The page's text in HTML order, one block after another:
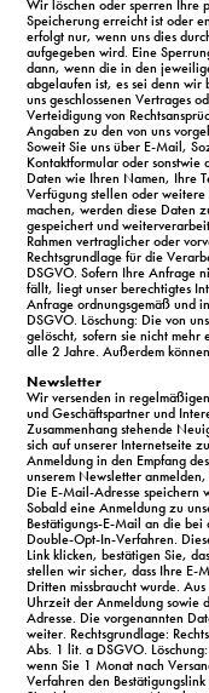
Wir löschen oder sperren Ihre
Speicherung erreicht ist oder
erfolgt nur, wenn uns dies
aufgegeben wird. Eine
dann, wenn die in den
abgelaufen ist, es sei denn wir
uns geschlossenen Vertrages
Verteidigung von
Angaben zu den von uns
Soweit Sie uns über E-Mail,
Kontaktformular oder sonstwie
Daten wie Ihren Namen, Ihre
Verfügung stellen oder
machen, werden diese Daten
gespeichert und
Rahmen vertraglicher oder
Rechtsgrundlage für die
DSGVO. Sofern Ihre Anfrage
fällt, liegt unser berechtigtes
Anfrage ordnungsgemäß und
DSGVO. Löschung: Die von
gelöscht, sofern sie nicht
alle 2 Jahre. Außerdem
Newsletter
Wir versenden in
und Geschäftspartner und
Zusammenhang stehende
sich auf unserer Internetseite
Anmeldung in den Empfang
unserem Newsletter
Die E-Mail-Adresse speichern
Sobald eine Anmeldung zu
Bestätigungs-E-Mail an die
Double-Opt-In-Verfahren.
Link klicken, bestätigen Sie,
stellen wir sicher, dass Ihre E-
Dritten missbraucht wurde.
Uhrzeit der Anmeldung sowie
Adresse. Die vorgenannten
weiter. Rechtsgrundlage:
Abs. 1 lit. a DSGVO.
wenn Sie 1 Monat nach
Verfahren den